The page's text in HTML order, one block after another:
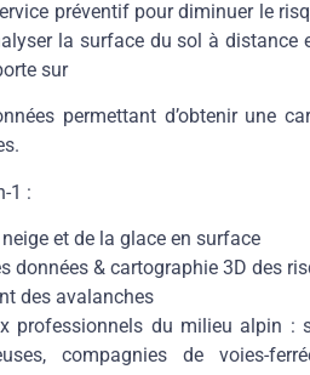
préventif pour diminuer le
la surface du sol à distance
sur
permettant d’obtenir une
1 :
et de la glace en surface
données & cartographie 3D des
des avalanches
professionnels du milieu alpin :
compagnies de voies-